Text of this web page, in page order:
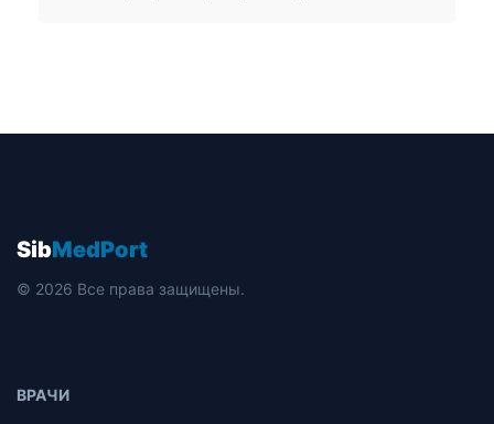
SibMedPort
© 2026 Все права защищены.
ВРАЧИ